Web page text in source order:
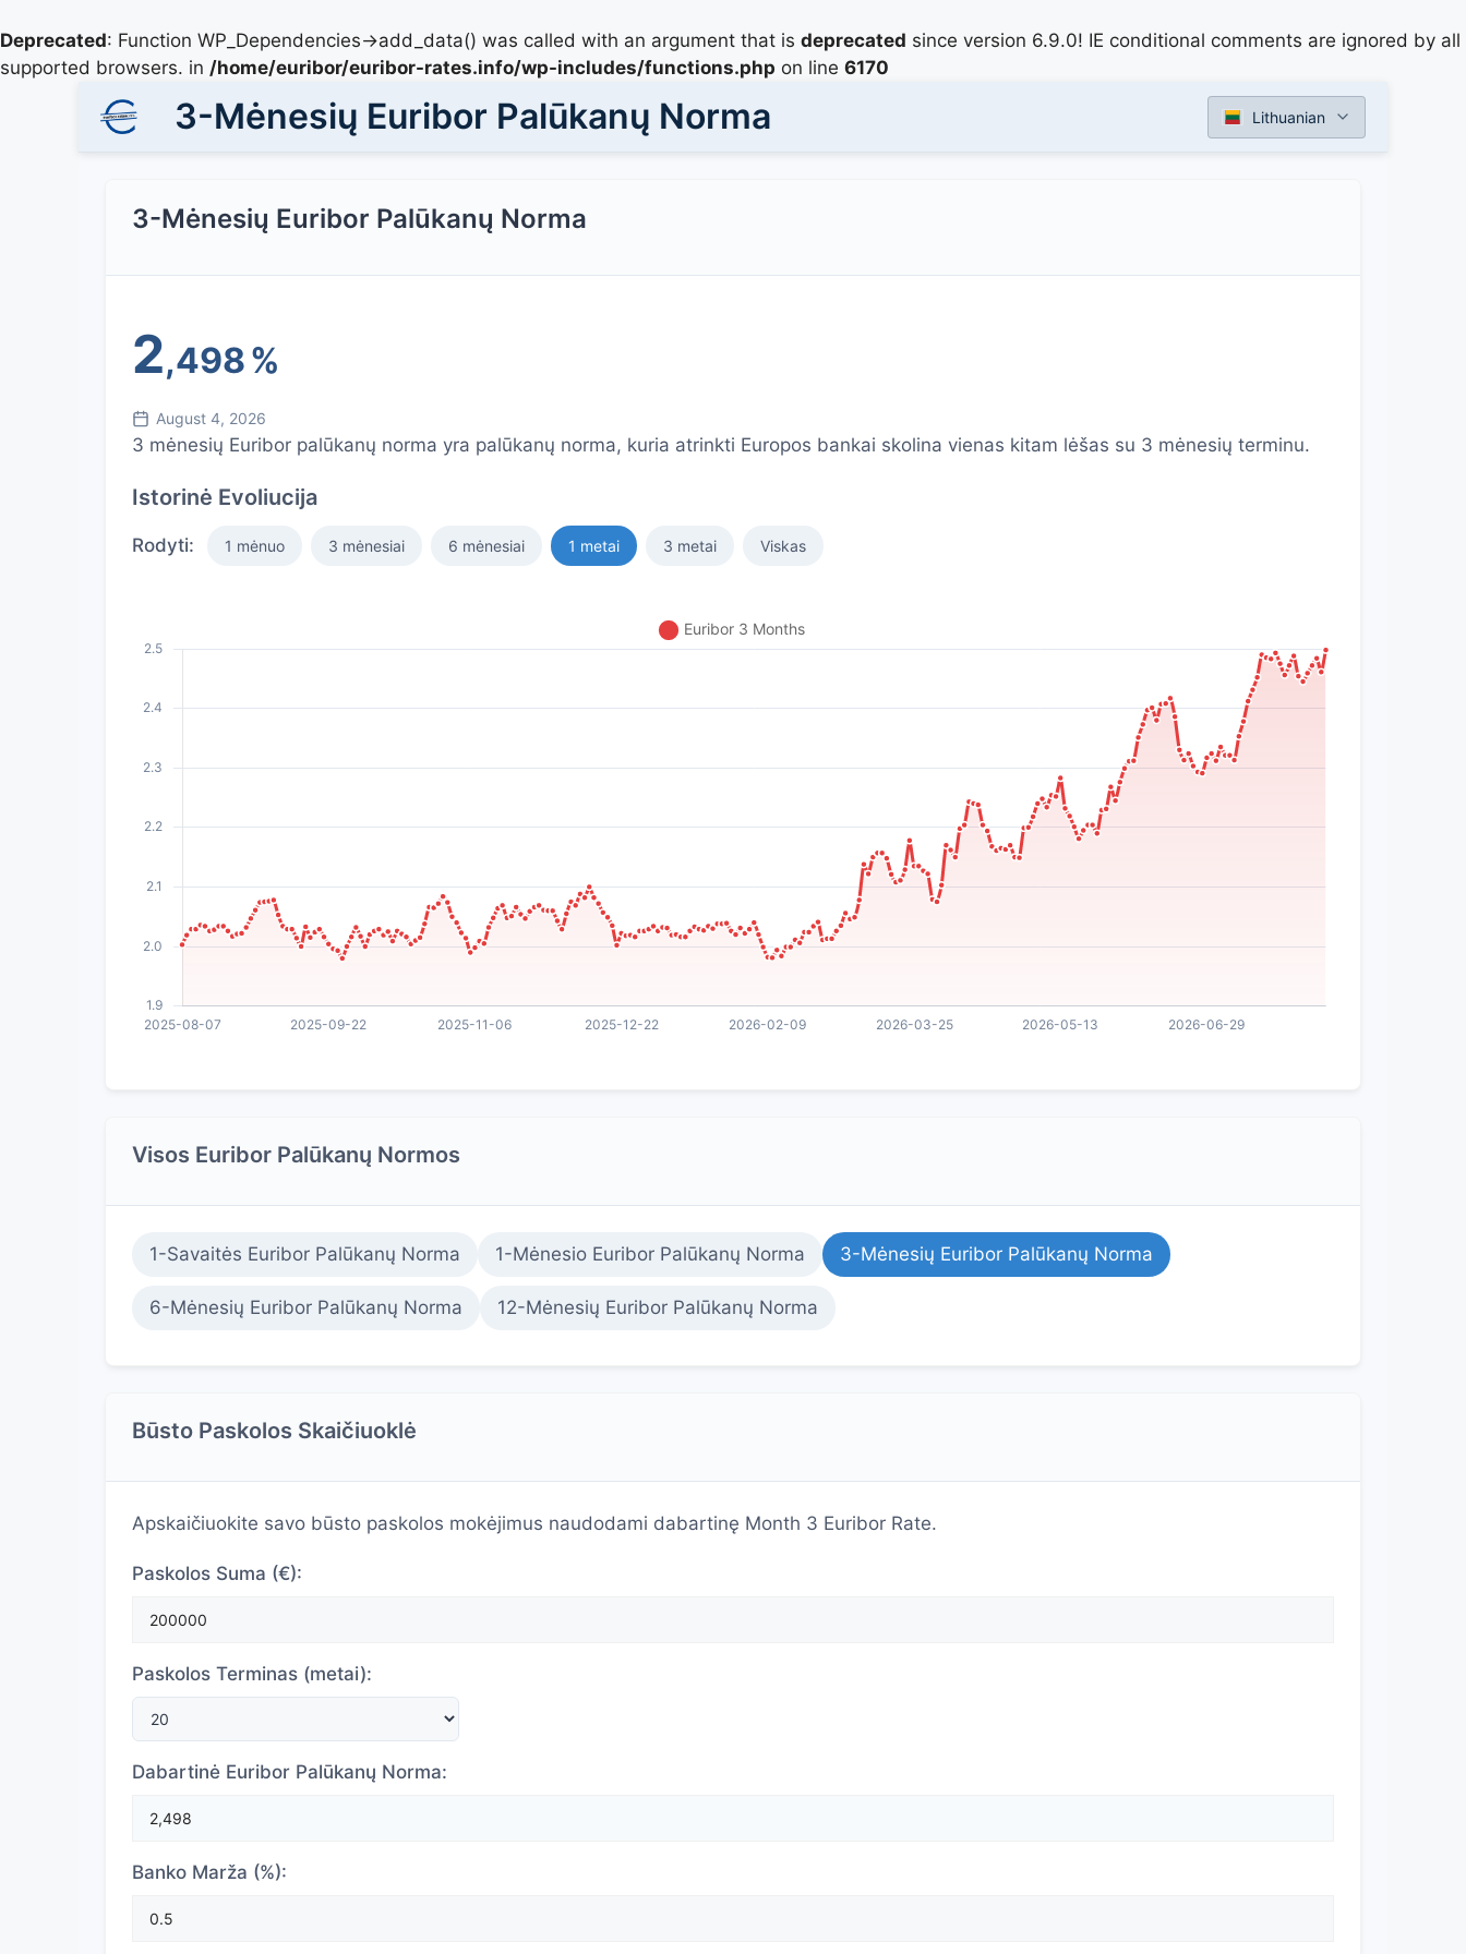
Deprecated: Function WP_Dependencies->add_data() was called with an argument that is deprecated since version 6.9.0! IE conditional comments are ignored by all
supported browsers. in /home/euribor/euribor-rates.info/wp-includes/functions.php on line 6170
3-Mėnesių Euribor Palūkanų Norma Lithuanian
3-Mėnesių Euribor Palūkanų Norma
2,498%
August 4, 2026
3 mėnesių Euribor palūkanų norma yra palūkanų norma, kuria atrinkti Europos bankai skolina vienas kitam lėšas su 3 mėnesių terminu.
Istorinė Evoliucija
Rodyti: 1 mėnuo 3 mėnesiai 6 mėnesiai 1 metai 3 metai Viskas
Visos Euribor Palūkanų Normos
1-Savaitės Euribor Palūkanų Norma 1-Mėnesio Euribor Palūkanų Norma 3-Mėnesių Euribor Palūkanų Norma
6-Mėnesių Euribor Palūkanų Norma 12-Mėnesių Euribor Palūkanų Norma
Būsto Paskolos Skaičiuoklė
Apskaičiuokite savo būsto paskolos mokėjimus naudodami dabartinę Month 3 Euribor Rate.
Paskolos Suma (€):
Paskolos Terminas (metai):
Dabartinė Euribor Palūkanų Norma:
Banko Marža (%):